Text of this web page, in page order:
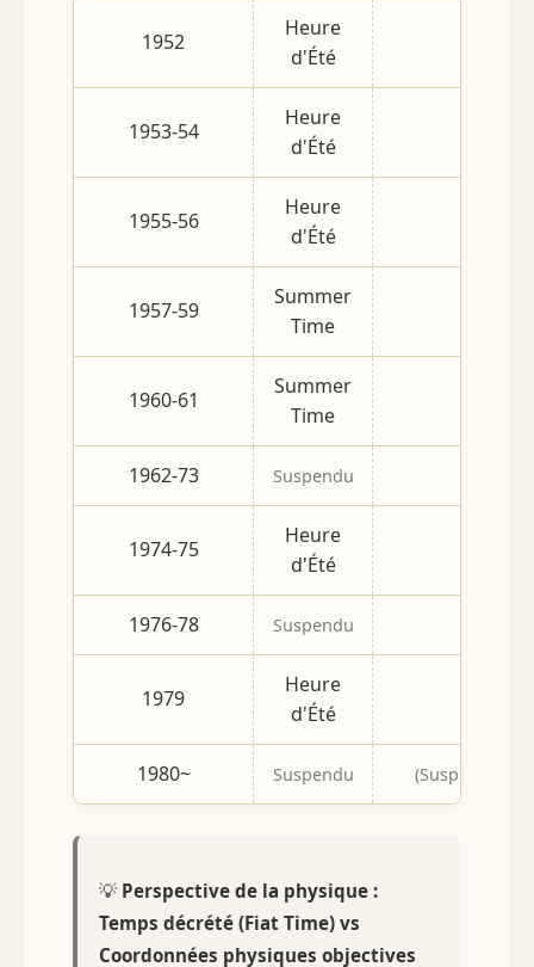
1952
Heure
d'Été
1953-54
Heure
d'Été
1955-56
Heure
d'Été
1957-59
Summer
Time
1960-61
Summer
Time
1962-73 Suspendu
1974-75
Heure
d'Été
1976-78 Suspendu
1979
Heure
d'Été
1980~ Suspendu (Suspendu
💡 Perspective de la physique :
Temps décrété (Fiat Time) vs
Coordonnées physiques objectives